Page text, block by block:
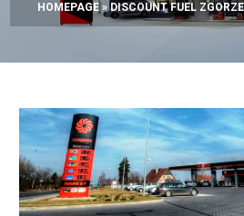
HOMEPAGE»DISCOUNT FUEL